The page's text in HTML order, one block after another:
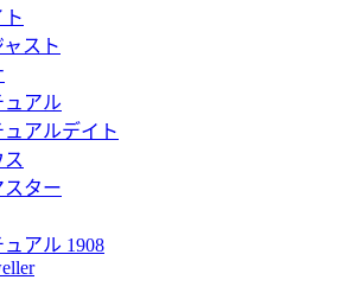
【2020年新作】
【2020年新作】
スト
ュアル
アルデイト
ス
スター
アル 1908